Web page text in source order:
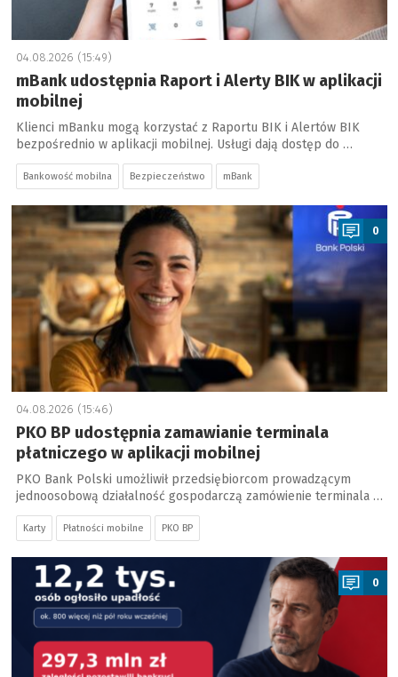
04.08.2026 (15:49)
mBank udostępnia Raport i Alerty BIK w aplikacji
mobilnej
Klienci mBanku mogą korzystać z Raportu BIK i Alertów BIK
bezpośrednio w aplikacji mobilnej. Usługi dają dostęp do …
Bankowość mobilna Bezpieczeństwo mBank
a
0
04.08.2026 (15:46)
PKO BP udostępnia zamawianie terminala
płatniczego w aplikacji mobilnej
PKO Bank Polski umożliwił przedsiębiorcom prowadzącym
jednoosobową działalność gospodarczą zamówienie terminala …
Karty Płatności mobilne PKO BP
a
0